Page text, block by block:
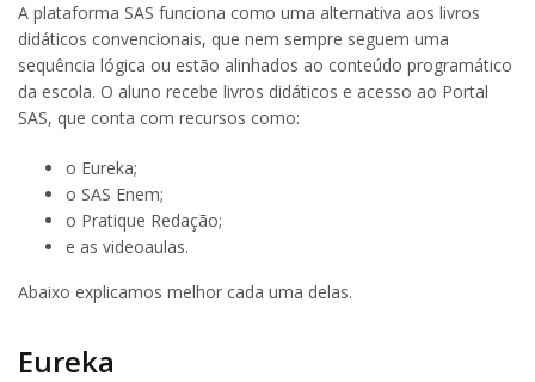
A plataforma SAS funciona como uma alternativa aos livros
didáticos convencionais, que nem sempre seguem uma
sequência lógica ou estão alinhados ao conteúdo programático
da escola. O aluno recebe livros didáticos e acesso ao Portal
SAS, que conta com recursos como:
o Eureka;
o SAS Enem;
o Pratique Redação;
e as videoaulas.
Abaixo explicamos melhor cada uma delas.
Eureka